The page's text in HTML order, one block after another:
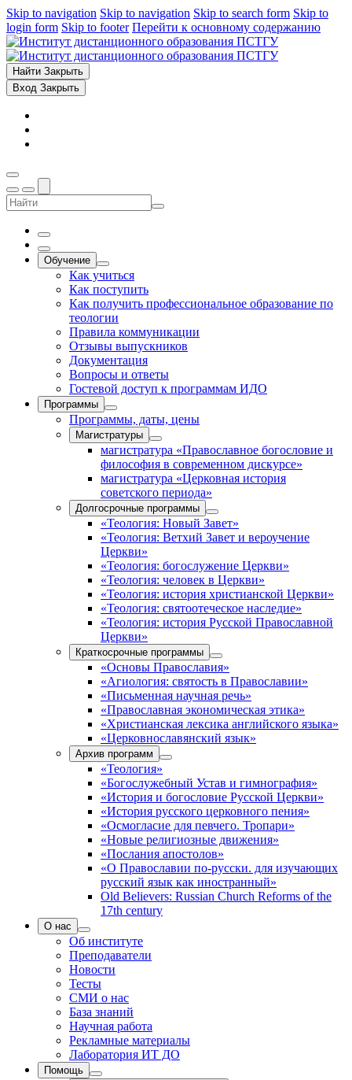
Skip to navigation Skip to navigation Skip to search form Skip to
login form Skip to footer Перейти к основному содержанию
Найти Закрыть
Вход Закрыть
Обучение
Как учиться
Как поступить
Как получить профессиональное образование по
теологии
Правила коммуникации
Отзывы выпускников
Документация
Вопросы и ответы
Гостевой доступ к программам ИДО
Программы
Программы, даты, цены
Магистратуры
магистратура «Православное богословие и
философия в современном дискурсе»
магистратура «Церковная история
советского периода»
Долгосрочные программы
«Теология: Новый Завет»
«Теология: Ветхий Завет и вероучение
Церкви»
«Теология: богослужение Церкви»
«Теология: человек в Церкви»
«Теология: история христианской Церкви»
«Теология: святоотеческое наследие»
«Теология: история Русской Православной
Церкви»
Краткосрочные программы
«Основы Православия»
«Агиология: святость в Православии»
«Письменная научная речь»
«Православная экономическая этика»
«Христианская лексика английского языка»
«Церковнославянский язык»
Архив программ
«Теология»
«Богослужебный Устав и гимнография»
«История и богословие Русской Церкви»
«История русского церковного пения»
«Осмогласие для певчего. Тропари»
«Новые религиозные движения»
«Послания апостолов»
«О Православии по-русски. для изучающих
русский язык как иностранный»
Old Believers: Russian Church Reforms of the
17th century
О нас
Об институте
Преподаватели
Новости
Тесты
СМИ о нас
База знаний
Научная работа
Рекламные материалы
Лаборатория ИТ ДО
Помощь